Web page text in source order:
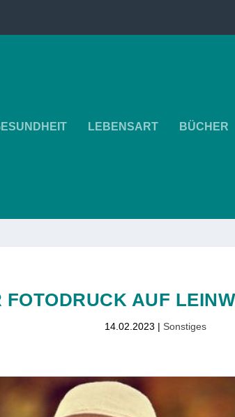
LEBENSART BÜCHER
FOTODRUCK AUF
14.02.2023 | Sonstiges